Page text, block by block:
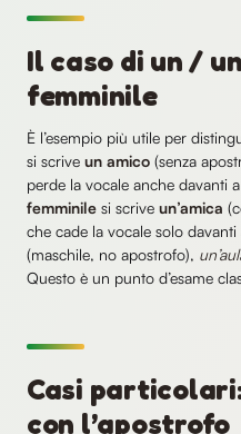
Il caso di un /
femminile
È l’esempio più utile per
si scrive un amico (senza
perde la vocale anche davanti
femminile si scrive un’amica
che cade la vocale solo
(maschile, no apostrofo),
Questo è un punto d’esame
Casi
con l’apostrofo